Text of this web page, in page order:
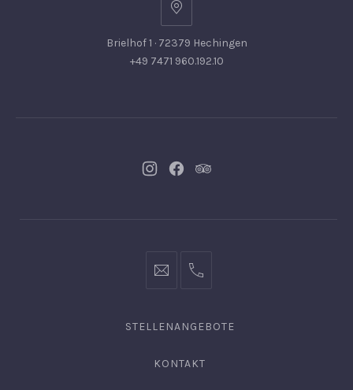
Brielhof 1 · 72379 Hechingen
+49 7471 960.192.10
NeuesNeuesNeues
info@hofgut-0049747196019210
STELLENANGEBOTE
KONTAKT